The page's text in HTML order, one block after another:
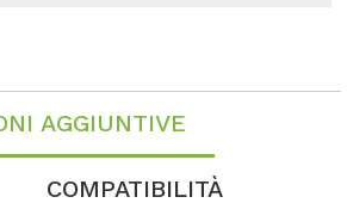
AGGIUNTIVE
COMPATIBILITÀ